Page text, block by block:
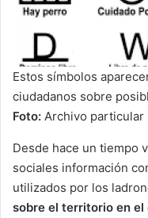
Estos símbolos
ciudadanos sobre
Foto: Archivo particular
Desde hace un tiempo
sociales información
utilizados por los
sobre el territorio en el